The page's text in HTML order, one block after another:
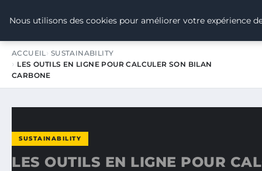
TOUR DE FRANCE POUR LE
ACCUEIL SUSTAINABILITY
LES OUTILS EN LIGNE POUR CALCULER SON BILAN
CARBONE
SUSTAINABILITY
LES OUTILS EN LIGNE POUR
Nous utilisons des cookies pour améliorer votre expérience